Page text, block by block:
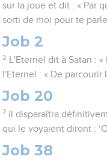
sur la joue et dit : « Par
sorti de moi pour te
Job 2
2
L'Eternel dit à Satan :
l'Eternel : « De
Job 20
7 il disparaîtra
qui le voyaient diront :
Job 38